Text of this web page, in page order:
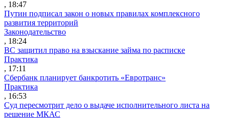
, 18:47
Путин подписал закон о новых правилах комплексного
развития территорий
Законодательство
, 18:24
ВС защитил право на взыскание займа по расписке
Практика
, 17:11
Сбербанк планирует банкротить «Евротранс»
Практика
, 16:53
Суд пересмотрит дело о выдаче исполнительного листа на
решение МКАС